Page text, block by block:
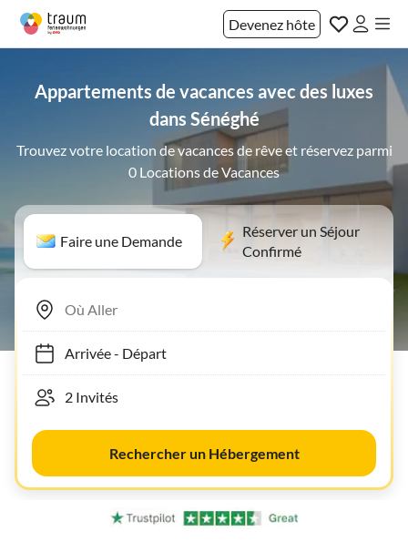
Devenez hôte
Appartements de vacances avec des luxes
dans Sénéghé
Trouvez votre location de vacances de rêve et réservez parmi
0 Locations de Vacances
Faire une Demande
Réserver un Séjour
Confirmé
Arrivée- Départ
Rechercher un Hébergement